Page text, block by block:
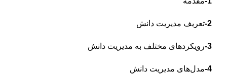
2- تعریف مدیریت دانش
3- رویکردهای مختلف به مدیریت دانش
4- مدل‌های مدیریت دانش